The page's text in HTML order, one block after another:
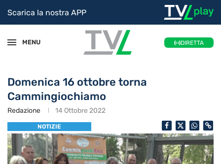
Scarica la nostra APP
MENU DIRETTA
Domenica 16 ottobre torna
Cammingiochiamo
Redazione 14 Ottobre 2022
NOTIZIE